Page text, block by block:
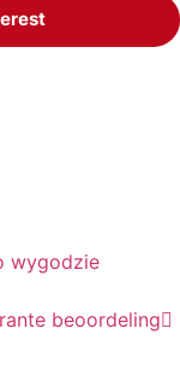
wygodzie
beoordeling